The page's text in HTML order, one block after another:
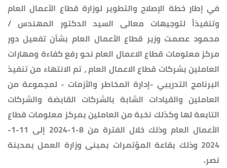
في إطار خطة الإصلاح والتطوير لوزارة قطاع الأعمال العام
وتنفيذاً لتوجيهات معالى السيد الدكتور المهندس /
محمود عصمت وزير قطاع الأعمال العام بشأن تفعيل دور
مركز معلومات قطاع الاعمال العام نحو رفع كفاءة ومهارات
العاملين بشركات قطاع الاعمال العام ، تم الانتهاء من تنفيذ
البرنامج التدريبي -إدارة المخاطر والأزمات - لمجموعة من
العاملين والقيادات الشابة بالشركات القابضة والشركات
التابعة لها وكذلك نخبة من العاملين بمركز معلومات قطاع
الأعمال العام وذلك خلال الفترة من 8-1-2024 إلى 11-1-
2024 وذلك بقاعة المؤتمرات بمبنى وزارة العمل بمدينة
نصر.